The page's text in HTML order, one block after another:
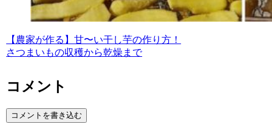
【農家が作る】甘〜い干し芋の作り方！
さつまいもの収穫から乾燥まで
コメント
コメントを書き込む